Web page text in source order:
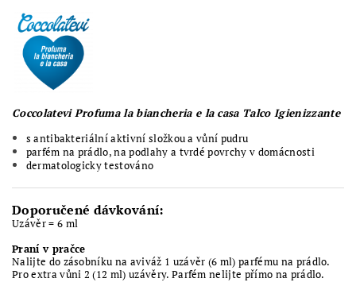
Coccolatevi Profuma la biancheria e la casa Talco Igienizzante
s antibakteriální aktivní složkou a vůní pudru
parfém na prádlo, na podlahy a tvrdé povrchy v domácnosti
dermatologicky testováno
Doporučené dávkování:
Uzávěr = 6 ml
Praní v pračce
Nalijte do zásobníku na aviváž 1 uzávěr (6 ml) parfému na prádlo.
Pro extra vůni 2 (12 ml) uzávěry. Parfém nelijte přímo na prádlo.